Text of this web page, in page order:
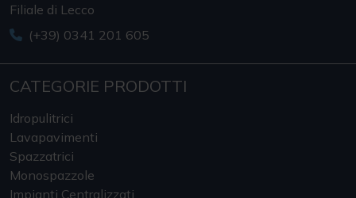
CATEGORIE PRODOTTI
Idropulitrici
Lavapavimenti
Spazzatrici
Impianti Centralizzati
Aspiratori
Generatori di Vapore
Raffrescatori Evaporativi